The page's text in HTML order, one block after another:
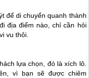
để di chuyển quanh thành
địa điểm nào, chỉ cần hỏi
vu thôi.
lựa chọn, đó là xích lô.
vì bạn sẽ được chiêm